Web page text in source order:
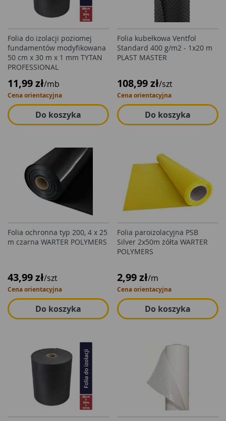
Folia do izolacji poziomej
fundamentów modyfikowana
50 cm x 30 m x 1 mm TYTAN
PROFESSIONAL
11,99 zł/mb
Cena orientacyjna
Do koszyka
Folia kubełkowa Ventfol
Standard 400 g/m2 - 1x20 m
PLAST MASTER
108,99 zł/szt
Cena orientacyjna
Do koszyka
Folia ochronna typ 200, 4 x 25
m czarna WARTER POLYMERS
43,99 zł/szt
Cena orientacyjna
Do koszyka
Folia paroizolacyjna PSB
Silver 2x50m żółta WARTER
POLYMERS
2,99 zł/m
Cena orientacyjna
Do koszyka